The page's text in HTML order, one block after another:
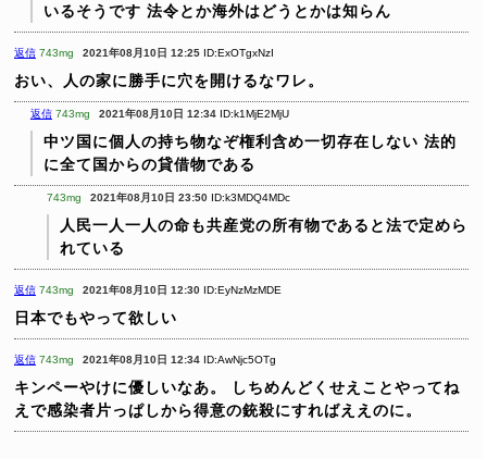
いるそうです 法令とか海外はどうとかは知らん
返信 743mg 2021年08月10日 12:25 ID:ExOTgxNzI
おい、人の家に勝手に穴を開けるなワレ。
返信 743mg 2021年08月10日 12:34 ID:k1MjE2MjU
中ツ国に個人の持ち物なぞ権利含め一切存在しない 法的
に全て国からの貸借物である
743mg 2021年08月10日 23:50 ID:k3MDQ4MDc
人民一人一人の命も共産党の所有物であると法で定めら
れている
返信 743mg 2021年08月10日 12:30 ID:EyNzMzMDE
日本でもやって欲しい
返信 743mg 2021年08月10日 12:34 ID:AwNjc5OTg
キンペーやけに優しいなあ。
しちめんどくせえことやってね
えで感染者片っぱしから得意の銃殺にすればええのに。